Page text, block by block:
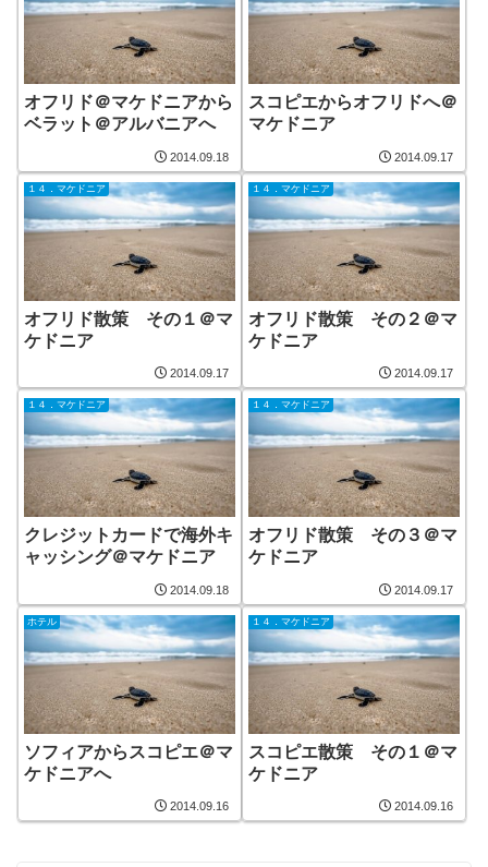
オフリド＠マケドニアから
ベラット＠アルバニアへ
2014.09.18
スコピエからオフリドへ＠
マケドニア
2014.09.17
１４．マケドニア
オフリド散策 その１＠マ
ケドニア
2014.09.17
１４．マケドニア
オフリド散策 その２＠マ
ケドニア
2014.09.17
１４．マケドニア
クレジットカードで海外キ
ャッシング＠マケドニア
2014.09.18
１４．マケドニア
オフリド散策 その３＠マ
ケドニア
2014.09.17
ホテル
ソフィアからスコピエ＠マ
ケドニアへ
2014.09.16
１４．マケドニア
スコピエ散策 その１＠マ
ケドニア
2014.09.16